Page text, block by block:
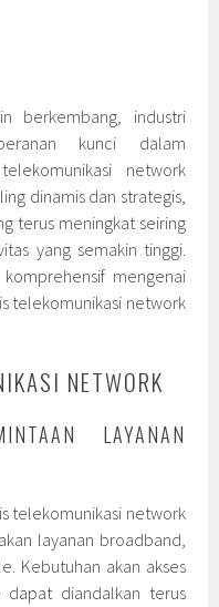
berkembang, industri
kunci dalam
network
dinamis dan strategis,
terus meningkat seiring
yang semakin tinggi.
mengenai
telekomunikasi network
NETWORK
LAYANAN
telekomunikasi network
layanan broadband,
Kebutuhan akan akses
diandalkan terus